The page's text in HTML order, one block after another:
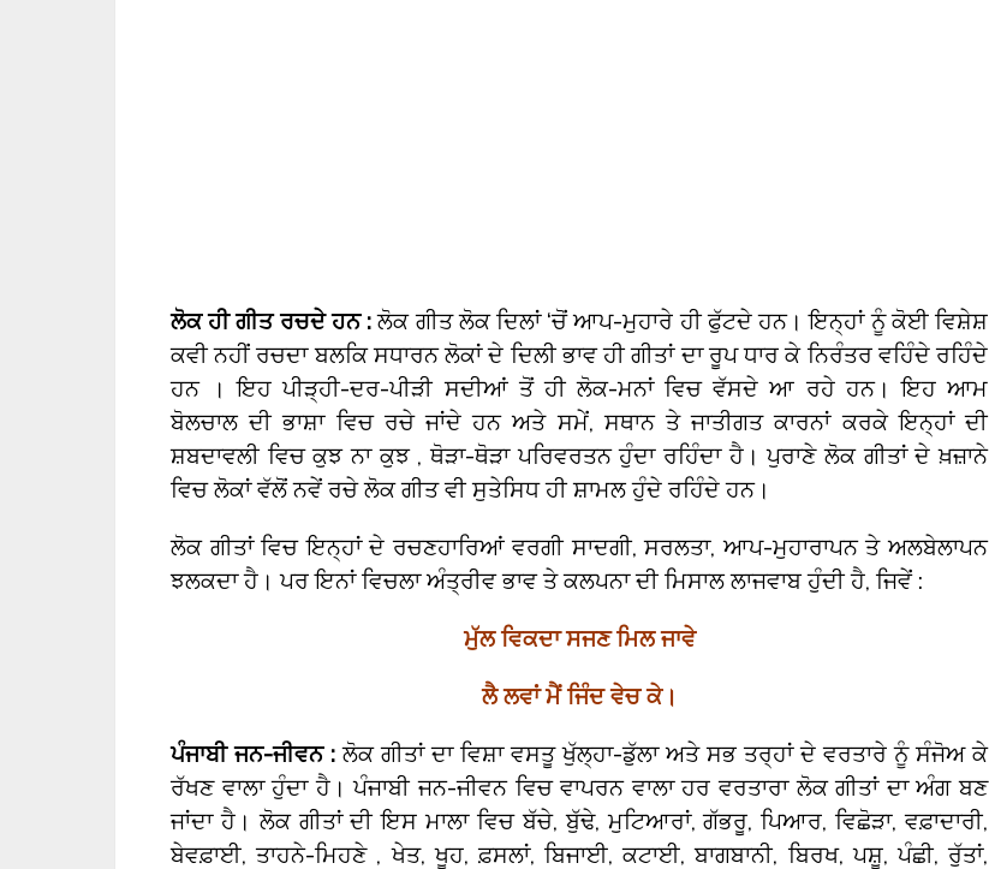
ਲੋਕ ਹੀ ਗੀਤ ਰਚਦੇ ਹਨ :ਲੋਕ ਗੀਤ ਲੋਕ ਦਿਲਾਂ ‘ਚੋਂ ਆਪ-ਮੁਹਾਰੇ ਹੀ ਫੁੱਟਦੇ ਹਨ। ਇਨ੍ਹਾਂ ਨੂੰ ਕੋਈ ਵਿਸ਼ੇਸ਼
ਕਵੀ ਨਹੀਂ ਰਚਦਾ ਬਲਕਿ ਸਧਾਰਨ ਲੋਕਾਂ ਦੇ ਦਿਲੀ ਭਾਵ ਹੀ ਗੀਤਾਂ ਦਾ ਰੂਪ ਧਾਰ ਕੇ ਨਿਰੰਤਰ ਵਹਿੰਦੇ ਰਹਿੰਦੇ
ਹਨ । ਇਹ ਪੀੜ੍ਹੀ-ਦਰ-ਪੀੜੀ ਸਦੀਆਂ ਤੋਂ ਹੀ ਲੋਕ-ਮਨਾਂ ਵਿਚ ਵੱਸਦੇ ਆ ਰਹੇ ਹਨ। ਇਹ ਆਮ
ਬੋਲਚਾਲ ਦੀ ਭਾਸ਼ਾ ਵਿਚ ਰਚੇ ਜਾਂਦੇ ਹਨ ਅਤੇ ਸਮੇਂ, ਸਥਾਨ ਤੇ ਜਾਤੀਗਤ ਕਾਰਨਾਂ ਕਰਕੇ ਇਨ੍ਹਾਂ ਦੀ
ਸ਼ਬਦਾਵਲੀ ਵਿਚ ਕੁਝ ਨਾ ਕੁਝ , ਥੋੜਾ-ਥੋੜਾ ਪਰਿਵਰਤਨ ਹੁੰਦਾ ਰਹਿੰਦਾ ਹੈ। ਪੁਰਾਣੇ ਲੋਕ ਗੀਤਾਂ ਦੇ ਖ਼ਜ਼ਾਨੇ
ਵਿਚ ਲੋਕਾਂ ਵੱਲੋਂ ਨਵੇਂ ਰਚੇ ਲੋਕ ਗੀਤ ਵੀ ਸੁਤੇਸਿਧ ਹੀ ਸ਼ਾਮਲ ਹੁੰਦੇ ਰਹਿੰਦੇ ਹਨ।
ਲੋਕ ਗੀਤਾਂ ਵਿਚ ਇਨ੍ਹਾਂ ਦੇ ਰਚਣਹਾਰਿਆਂ ਵਰਗੀ ਸਾਦਗੀ, ਸਰਲਤਾ, ਆਪ-ਮੁਹਾਰਾਪਨ ਤੇ ਅਲਬੇਲਾਪਨ
ਝਲਕਦਾ ਹੈ। ਪਰ ਇਨਾਂ ਵਿਚਲਾ ਅੰਤ੍ਰੀਵ ਭਾਵ ਤੇ ਕਲਪਨਾ ਦੀ ਮਿਸਾਲ ਲਾਜਵਾਬ ਹੁੰਦੀ ਹੈ, ਜਿਵੇਂ :
ਮੁੱਲ ਵਿਕਦਾ ਸਜਣ ਮਿਲ ਜਾਵੇ
ਲੈ ਲਵਾਂ ਮੈਂ ਜਿੰਦ ਵੇਚ ਕੇ।
ਪੰਜਾਬੀ ਜਨ-ਜੀਵਨ : ਲੋਕ ਗੀਤਾਂ ਦਾ ਵਿਸ਼ਾ ਵਸਤੂ ਖੁੱਲ੍ਹਾ-ਡੁੱਲਾ ਅਤੇ ਸਭ ਤਰ੍ਹਾਂ ਦੇ ਵਰਤਾਰੇ ਨੂੰ ਸੰਜੋਅ ਕੇ
ਰੱਖਣ ਵਾਲਾ ਹੁੰਦਾ ਹੈ। ਪੰਜਾਬੀ ਜਨ-ਜੀਵਨ ਵਿਚ ਵਾਪਰਨ ਵਾਲਾ ਹਰ ਵਰਤਾਰਾ ਲੋਕ ਗੀਤਾਂ ਦਾ ਅੰਗ ਬਣ
ਜਾਂਦਾ ਹੈ। ਲੋਕ ਗੀਤਾਂ ਦੀ ਇਸ ਮਾਲਾ ਵਿਚ ਬੱਚੇ, ਬੁੱਢੇ, ਮੁਟਿਆਰਾਂ, ਗੱਭਰੂ, ਪਿਆਰ, ਵਿਛੋੜਾ, ਵਫ਼ਾਦਾਰੀ,
ਬੇਵਫ਼ਾਈ, ਤਾਹਨੇ-ਮਿਹਣੇ , ਖੇਤ, ਖੂਹ, ਫ਼ਸਲਾਂ, ਬਿਜਾਈ, ਕਟਾਈ, ਬਾਗਬਾਨੀ, ਬਿਰਖ, ਪਸ਼ੂ, ਪੰਛੀ, ਰੁੱਤਾਂ,